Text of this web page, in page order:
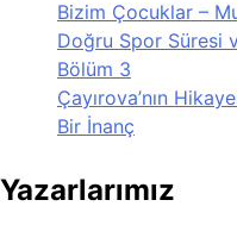
Bizim Çocuklar –
Doğru Spor Süresi
Bölüm 3
Çayırova’nın
Bir İnanç
Yazarlarımız